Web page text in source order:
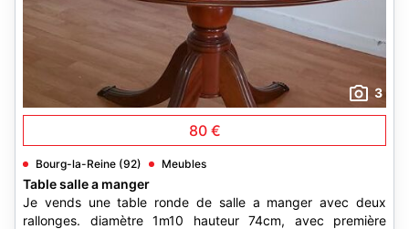
3
80 €
Bourg-la-Reine (92) Meubles
Table salle a manger
Je vends une table ronde de salle a manger avec deux
rallonges. diamètre 1m10 hauteur 74cm, avec première